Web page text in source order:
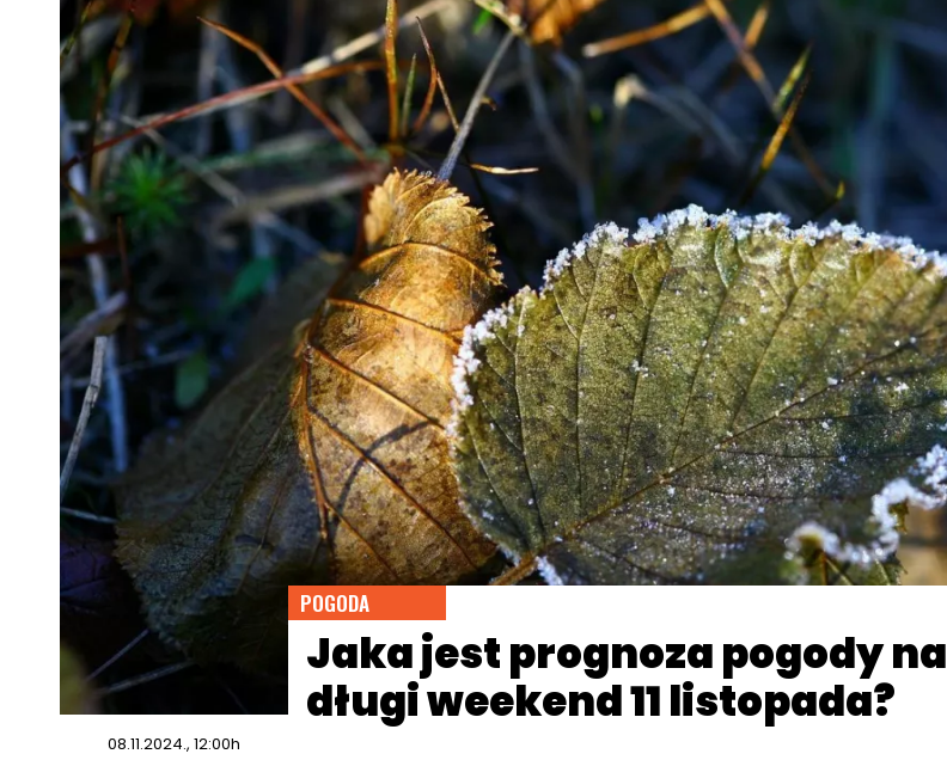
POGODA
Jaka jest prognoza pogody na
długi weekend 11 listopada?
08.11.2024., 12:00h